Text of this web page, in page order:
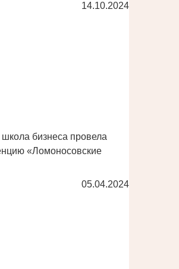
14.10.2024
бизнеса провела
«Ломоносовские
05.04.2024